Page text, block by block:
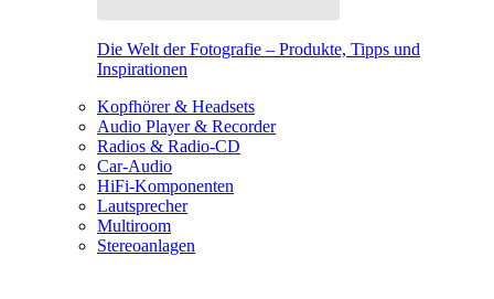
Die Welt der Fotografie – Produkte, Tipps und
Inspirationen
Kopfhörer & Headsets
Audio Player & Recorder
Radios & Radio-CD
Car-Audio
HiFi-Komponenten
Lautsprecher
Multiroom
Stereoanlagen